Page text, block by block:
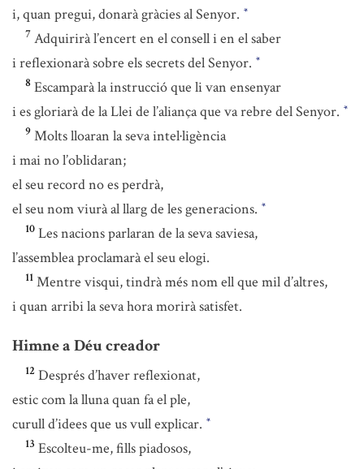
i, quan pregui, donarà gràcies al Senyor. *
7 Adquirirà l’encert en el consell i en el saber
i reflexionarà sobre els secrets del Senyor. *
8 Escamparà la instrucció que li van ensenyar
i es gloriarà de la Llei de l’aliança que va rebre del Senyor. *
9 Molts lloaran la seva intel·ligència
i mai no l’oblidaran;
el seu record no es perdrà,
el seu nom viurà al llarg de les generacions. *
10 Les nacions parlaran de la seva saviesa,
l’assemblea proclamarà el seu elogi.
11 Mentre visqui, tindrà més nom ell que mil d’altres,
i quan arribi la seva hora morirà satisfet.
Himne a Déu creador
12 Després d’haver reflexionat,
estic com la lluna quan fa el ple,
curull d’idees que us vull explicar. *
13 Escolteu-me, fills piadosos,